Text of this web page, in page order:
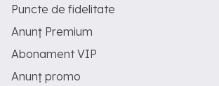
Puncte de fidelitate
Anunț Premium
Abonament VIP
Anunț promo